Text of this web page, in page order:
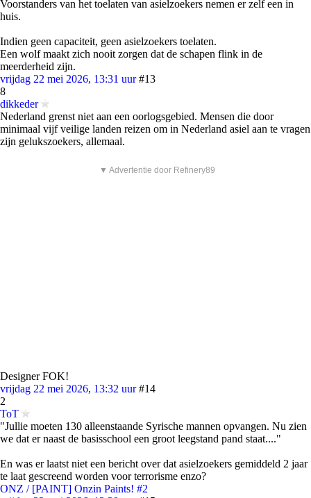
Voorstanders van het toelaten van asielzoekers nemen er zelf een in
huis.
Indien geen capaciteit, geen asielzoekers toelaten.
Een wolf maakt zich nooit zorgen dat de schapen flink in de
meerderheid zijn.
vrijdag 22 mei 2026, 13:31 uur #13
8
dikkeder
Nederland grenst niet aan een oorlogsgebied. Mensen die door
minimaal vijf veilige landen reizen om in Nederland asiel aan te vragen
zijn gelukszoekers, allemaal.
▼ Advertentie door Refinery89
Designer FOK!
vrijdag 22 mei 2026, 13:32 uur #14
2
ToT
"Jullie moeten 130 alleenstaande Syrische mannen opvangen. Nu zien
we dat er naast de basisschool een groot leegstand pand staat...."
En was er laatst niet een bericht over dat asielzoekers gemiddeld 2 jaar
te laat gescreend worden voor terrorisme enzo?
ONZ / [PAINT] Onzin Paints! #2